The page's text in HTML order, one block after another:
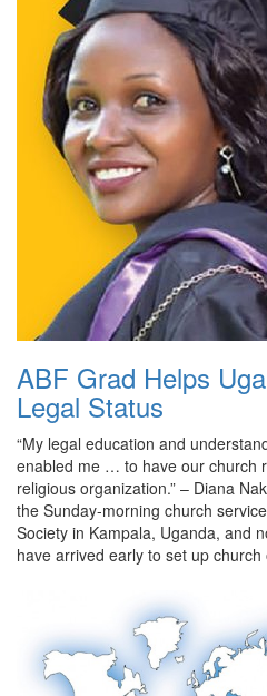
ABF Grad Helps
Legal Status
“My legal education and
enabled me … to have our church
religious organization.” – Diana
the Sunday-morning church
Society in Kampala, Uganda, and
have arrived early to set up